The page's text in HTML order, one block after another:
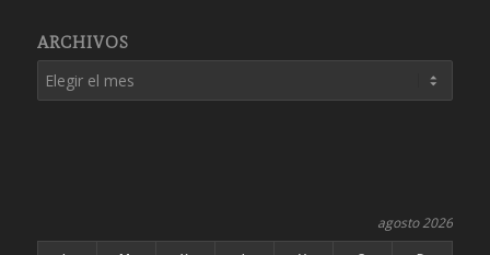
ARCHIVOS
agosto 2026